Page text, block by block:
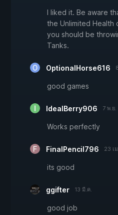
I liked it. Be aware
the Unlimited Health
you should be
Tanks.
OptionalHorse616
good games
IdealBerry906 7 พ.ย.
Works perfectly
FinalPencil796 23 เ
its good
ggifter 13 มี.ค.
good job